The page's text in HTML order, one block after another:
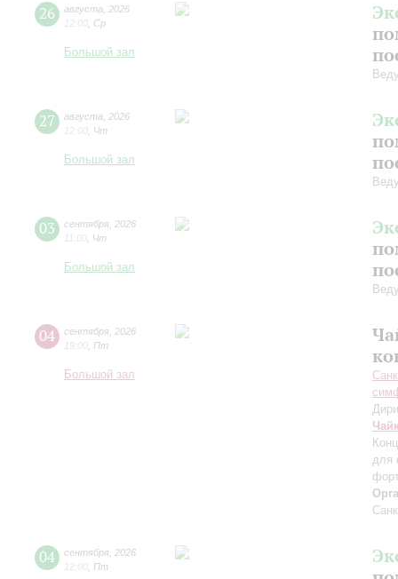
26 августа
2026
12:00 Ср
Большой зал
27 августа
2026
12:00 Чт
Большой зал
03 сентября 2026
11:00 Чт
Большой зал
04 сентября 2026
19:00 Пт
Большой зал
для
04 сентября 2026
12:00 Пт